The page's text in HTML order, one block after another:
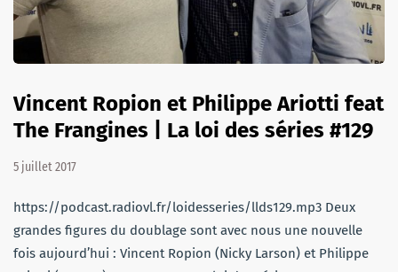
Vincent Ropion et Philippe Ariotti feat
The Frangines | La loi des séries #129
5 juillet 2017
https://podcast.radiovl.fr/loidesseries/llds129.mp3 Deux
grandes figures du doublage sont avec nous une nouvelle
fois aujourd’hui : Vincent Ropion (Nicky Larson) et Philippe